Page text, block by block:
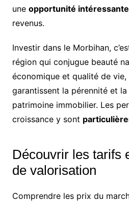
une opportunité intéressante
revenus.
Investir dans le Morbihan,
région qui conjugue beauté
économique et qualité de vie,
garantissent la pérennité et
patrimoine immobilier. Les
croissance y sont
Découvrir les tarifs
de valorisation
Comprendre les prix du